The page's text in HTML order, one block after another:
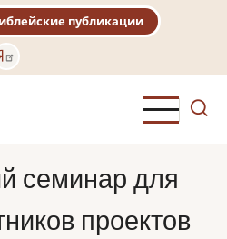
публикации
семинар для
проектов